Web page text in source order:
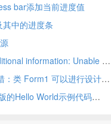
bar添加当前进度值
其中的进度条
【已解决】C#程序excel处理出错：Additional information: Unable to cast COM object of type ‘Microsoft.Office.Interop.Excel.ApplicationClass’ to interface type ‘Microsoft.Office.Interop.Excel._Application’
【已解决】C#的VS中打开Form1.cs出错：类 Form1 可以进行设计，但不是文件中的第一个类。
【记录】试试eBay提供的C#的console版的Hello World示例代码